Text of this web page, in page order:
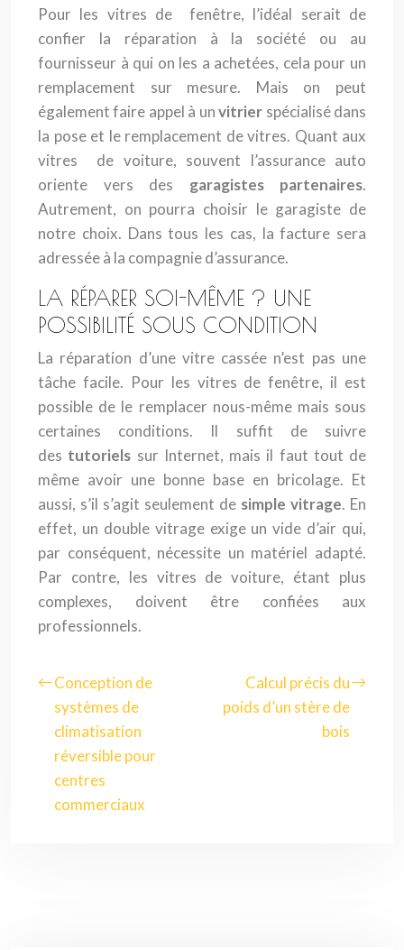
Pour les vitres de fenêtre, l’idéal serait de
confier la réparation à la société ou au
fournisseur à qui on les a achetées, cela pour un
remplacement sur mesure. Mais on peut
également faire appel à unvitrier spécialisé dans
la pose et le remplacement de vitres. Quant aux
vitres de voiture, souvent l’assurance auto
oriente vers des garagistes partenaires.
Autrement, on pourra choisir le garagiste de
notre choix. Dans tous les cas, la facture sera
adressée à la compagnie d’assurance.
LA RÉPARER SOI-MÊME ? UNE
POSSIBILITÉ SOUS CONDITION
La réparation d’une vitre cassée n’est pas une
tâche facile. Pour les vitres de fenêtre, il est
possible de le remplacer nous-même mais sous
certaines conditions. Il suffit de suivre
des tutoriels sur Internet, mais il faut tout de
même avoir une bonne base en bricolage. Et
aussi, s’il s’agit seulement de simple vitrage. En
effet, un double vitrage exige un vide d’air qui,
par conséquent, nécessite un matériel adapté.
Par contre, les vitres de voiture, étant plus
complexes, doivent être confiées aux
professionnels.
Conception de
systèmes de
climatisation
réversible pour
centres
commerciaux
Calcul précis du
poids d’un stère de
bois